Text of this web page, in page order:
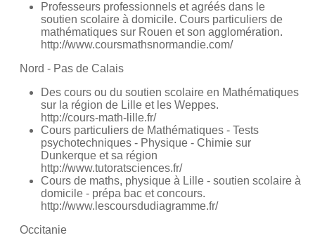
Professeurs professionnels et agréés dans le
soutien scolaire à domicile. Cours particuliers de
mathématiques sur Rouen et son agglomération.
http://www.coursmathsnormandie.com/
Nord - Pas de Calais
Des cours ou du soutien scolaire en Mathématiques
sur la région de Lille et les Weppes.
http://cours-math-lille.fr/
Cours particuliers de Mathématiques - Tests
psychotechniques - Physique - Chimie sur
Dunkerque et sa région
http://www.tutoratsciences.fr/
Cours de maths, physique à Lille - soutien scolaire à
domicile - prépa bac et concours.
http://www.lescoursdudiagramme.fr/
Occitanie